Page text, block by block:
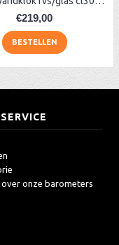
€219,00
BESTELLEN
onze barometers